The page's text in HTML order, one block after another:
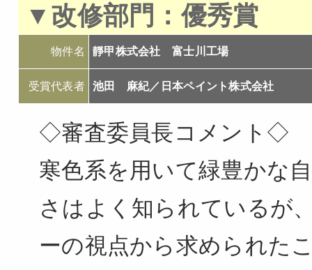
▼改修部門：優秀賞
物件名 靜甲株式会社 富士川工場
受賞代表者 池田 麻紀／日本ペイント株式会社
◇審査委員長コメント◇
寒色系を用いて緑豊かな
さはよく知られているが
ーの視点から求められた